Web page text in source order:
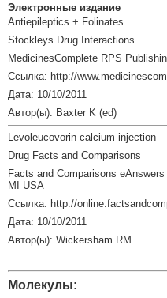
Электронные издание
Antiepileptics + Folinates
Stockleys Drug Interactions
MedicinesComplete RPS
Ссылка: http://
Дата: 10/10/2011
Автор(ы): Baxter K (ed)
Levoleucovorin calcium injection
Drug Facts and Comparisons
Facts and Comparisons
MI USA
Ссылка: http://
Дата: 10/10/2011
Автор(ы): Wickersham RM
Молекулы: